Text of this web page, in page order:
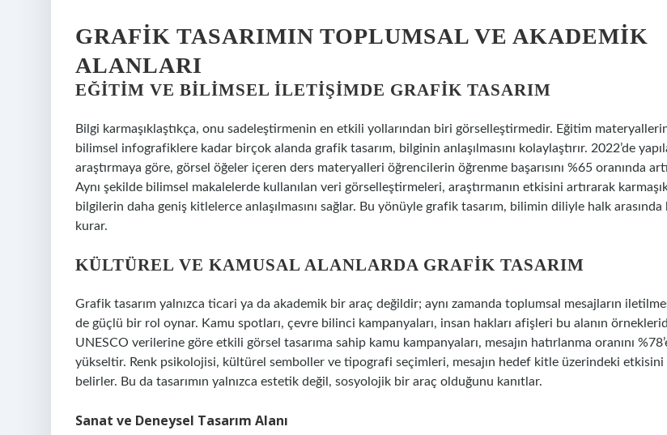
GRAFIK TASARIMIN TOPLUMSAL VE AKADEMIK
ALANLARI
EĞITIM VE BILIMSEL İLETIŞIMDE GRAFIK TASARIM
Bilgi karmaşıklaştıkça, onu sadeleştirmenin en etkili yollarından biri görselleştirmedir. Eğitim
bilimsel infografiklere kadar birçok alanda grafik tasarım, bilginin anlaşılmasını kolaylaştırır. 2022’de
araştırmaya göre, görsel öğeler içeren ders materyalleri öğrencilerin öğrenme başarısını %65 oranında
Aynı şekilde bilimsel makalelerde kullanılan veri görselleştirmeleri, araştırmanın etkisini artırarak
bilgilerin daha geniş kitlelerce anlaşılmasını sağlar. Bu yönüyle grafik tasarım, bilimin diliyle halk arasında
kurar.
KÜLTÜREL VE KAMUSAL ALANLARDA GRAFIK TASARIM
Grafik tasarım yalnızca ticari ya da akademik bir araç değildir; aynı zamanda toplumsal mesajların
de güçlü bir rol oynar. Kamu spotları, çevre bilinci kampanyaları, insan hakları afişleri bu alanın
UNESCO verilerine göre etkili görsel tasarıma sahip kamu kampanyaları, mesajın hatırlanma oranını
yükseltir. Renk psikolojisi, kültürel semboller ve tipografi seçimleri, mesajın hedef kitle üzerindeki etkisini
belirler. Bu da tasarımın yalnızca estetik değil, sosyolojik bir araç olduğunu kanıtlar.
Sanat ve Deneysel Tasarım Alanı